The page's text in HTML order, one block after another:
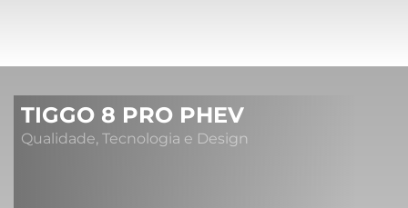
TIGGO 8 PRO PHEV
Qualidade, Tecnologia e Design